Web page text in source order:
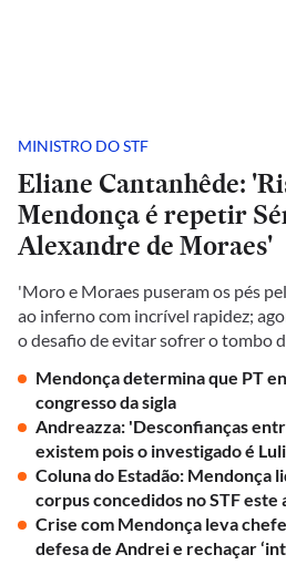
MINISTRO DO STF
Eliane Cantanhêde:
Mendonça é repetir
Alexandre de Moraes'
'Moro e Moraes puseram os pés
ao inferno com incrível rapidez;
o desafio de evitar sofrer o tombo
Mendonça determina que PT
congresso da sigla
Andreazza: 'Desconfianças
existem pois o investigado é
Coluna do Estadão: Mendonça
corpus concedidos no STF este
Crise com Mendonça leva
defesa de Andrei e rechaçar